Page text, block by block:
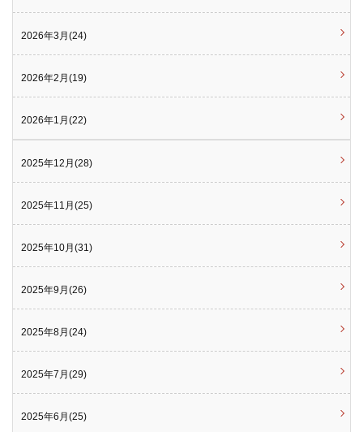
2026年3月(24)
2026年2月(19)
2026年1月(22)
2025年12月(28)
2025年11月(25)
2025年10月(31)
2025年9月(26)
2025年8月(24)
2025年7月(29)
2025年6月(25)